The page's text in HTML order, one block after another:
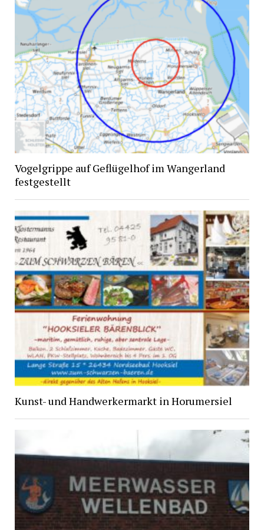
Vogelgrippe auf Geflügelhof im Wangerland
festgestellt
Kunst- und Handwerkermarkt in Horumersiel